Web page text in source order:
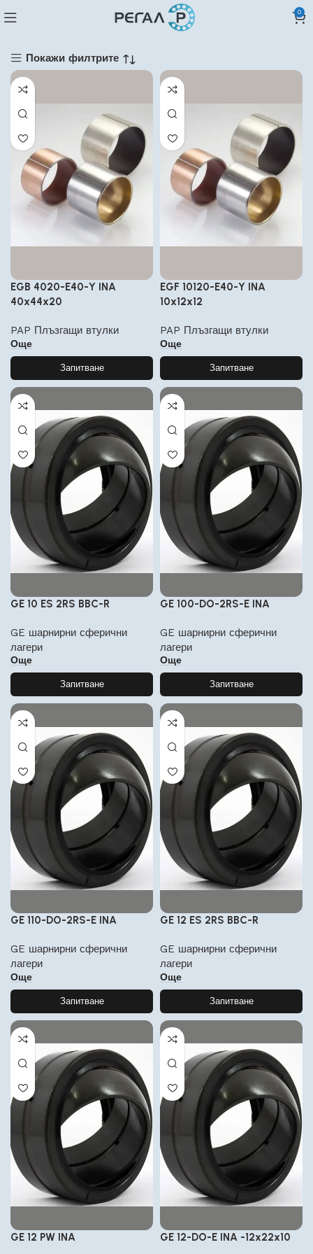
0
Покажи филтрите
EGB 4020-E40-Y INA
40x44x20
PAP Плъзгащи втулки
Още
Запитване
EGF 10120-E40-Y INA
10x12x12
PAP Плъзгащи втулки
Още
Запитване
GE 10 ES 2RS BBC-R
GE шарнирни сферични
лагери
Още
Запитване
GE 100-DO-2RS-E INA
GE шарнирни сферични
лагери
Още
Запитване
GE 110-DO-2RS-E INA
GE шарнирни сферични
лагери
Още
Запитване
GE 12 ES 2RS BBC-R
GE шарнирни сферични
лагери
Още
Запитване
GE 12 PW INA GE 12-DO-E INA -12x22x10